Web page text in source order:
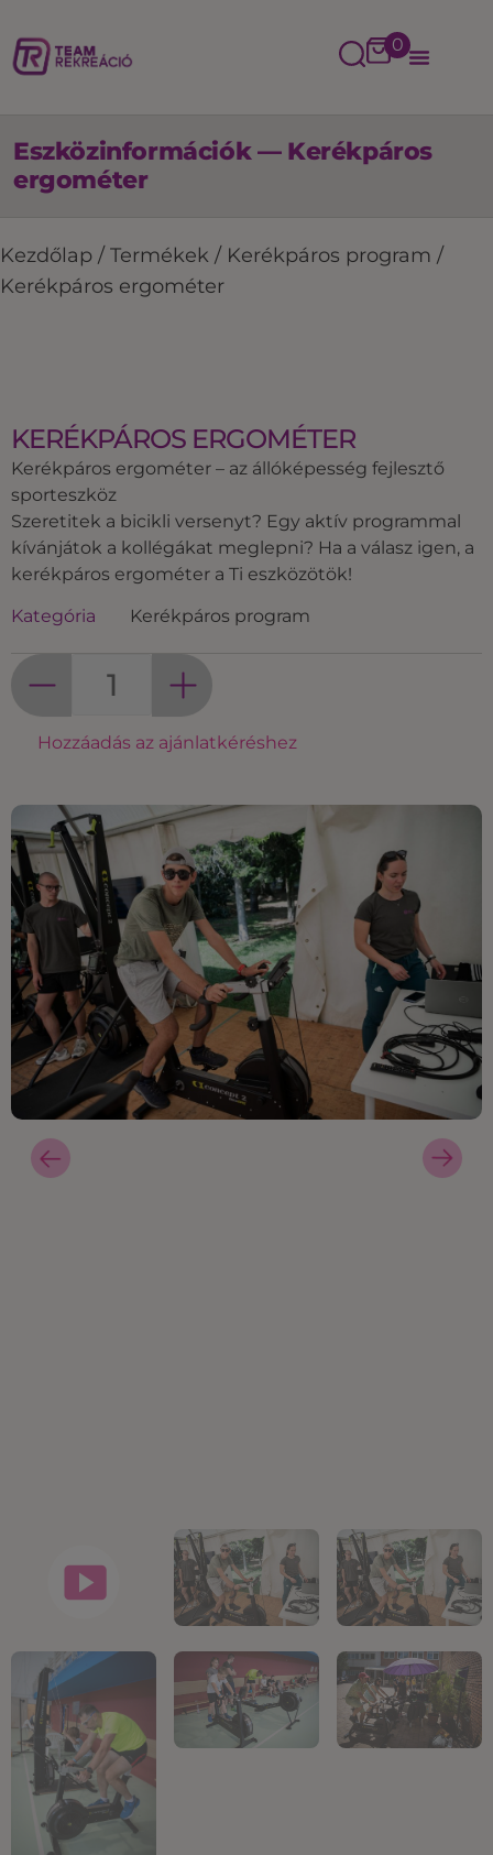
0
Eszközinformációk — Kerékpáros
ergométer
Kezdőlap / Termékek / Kerékpáros program /
Kerékpáros ergométer
KERÉKPÁROS ERGOMÉTER
Kerékpáros ergométer – az állóképesség fejlesztő
sporteszköz
Szeretitek a bicikli versenyt? Egy aktív programmal
kívánjátok a kollégákat meglepni? Ha a válasz igen, a
kerékpáros ergométer a Ti eszközötök!
Kategória Kerékpáros program
Hozzáadás az ajánlatkéréshez